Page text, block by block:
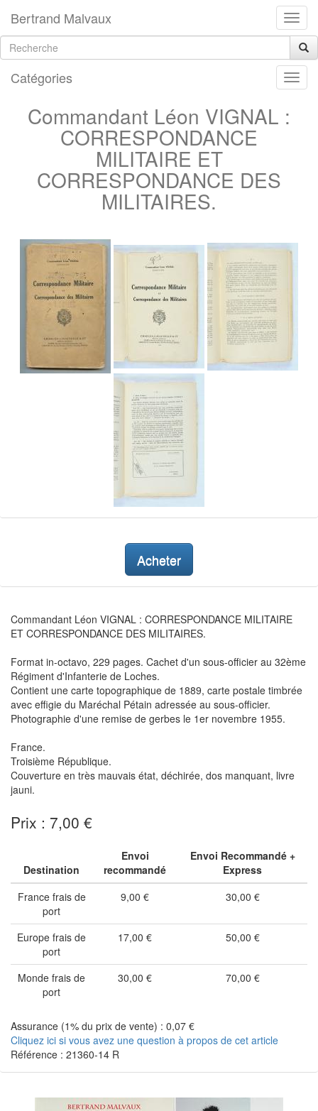
Bertrand Malvaux
Catégories
Commandant Léon VIGNAL :
CORRESPONDANCE
MILITAIRE ET
CORRESPONDANCE DES
MILITAIRES.
Acheter
Commandant Léon VIGNAL : CORRESPONDANCE MILITAIRE
ET CORRESPONDANCE DES MILITAIRES.
Format in-octavo, 229 pages. Cachet d'un sous-officier au 32ème
Régiment d'Infanterie de Loches.
Contient une carte topographique de 1889, carte postale timbrée
avec effigie du Maréchal Pétain adressée au sous-officier.
Photographie d'une remise de gerbes le 1er novembre 1955.
France.
Troisième République.
Couverture en très mauvais état, déchirée, dos manquant, livre
jauni.
Prix : 7,00 €
Destination
Envoi
recommandé
Envoi Recommandé +
Express
France frais de
port
9,00 € 30,00 €
Europe frais de
port
17,00 € 50,00 €
Monde frais de
port
30,00 € 70,00 €
Assurance (1% du prix de vente) : 0,07 €
Cliquez ici si vous avez une question à propos de cet article
Référence : 21360-14 R